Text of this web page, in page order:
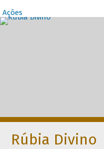
Ações
Rúbia Divino